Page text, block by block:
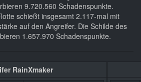
9.720.560 Schadenspunkte.
schießt insgesamt 2.117-mal mit
auf den Angreifer. Die Schilde des
1.657.970 Schadenspunkte.
RainXmaker